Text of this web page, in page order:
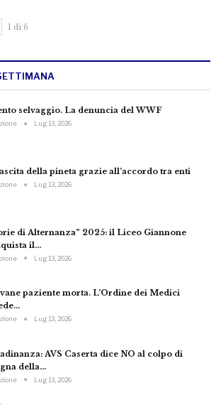
1 di 6
selvaggio. La denuncia del WWF
Lug 13, 2026
della pineta grazie all’accordo tra enti
Lug 13, 2026
di Alternanza” 2025: il Liceo Giannone
il…
Lug 13, 2026
paziente morta. L’Ordine dei Medici
Lug 13, 2026
AVS Caserta dice NO al colpo di
della…
Lug 13, 2026